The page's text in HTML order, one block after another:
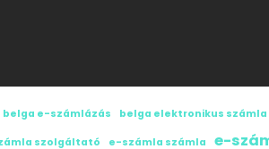
belga e-számlázás belga elektronikus
szolgáltató e-számla számla e-